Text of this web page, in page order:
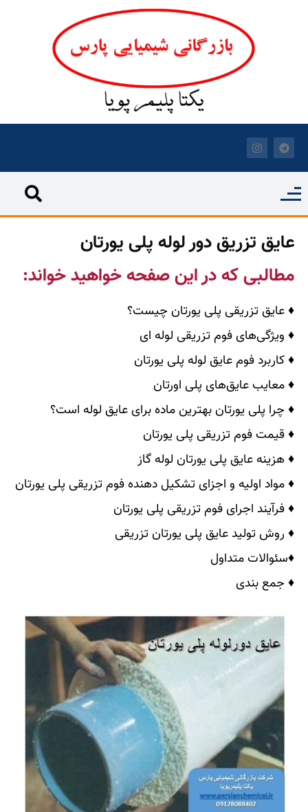
عایق تزریق دور لوله پلی یورتان
مطالبی که در این صفحه خواهید خواند:
♦ عایق تزریقی پلی یورتان چیست؟
♦ ویژگی‌های فوم تزریقی لوله ‌ای
♦ کاربرد فوم عایق لوله پلی یورتان
♦ معایب عایق‌های پلی اورتان
♦ چرا پلی یورتان بهترین ماده برای عایق لوله است؟
♦ قیمت فوم تزریقی پلی یورتان
♦ هزینه عایق پلی یورتان لوله گاز
♦ مواد اولیه و اجزای تشکیل دهنده فوم تزریقی پلی یورتان
♦ فرآیند اجرای فوم تزریقی پلی یورتان
♦ روش تولید عایق پلی یورتان تزریقی
♦سئوالات متداول
♦ جمع بندی